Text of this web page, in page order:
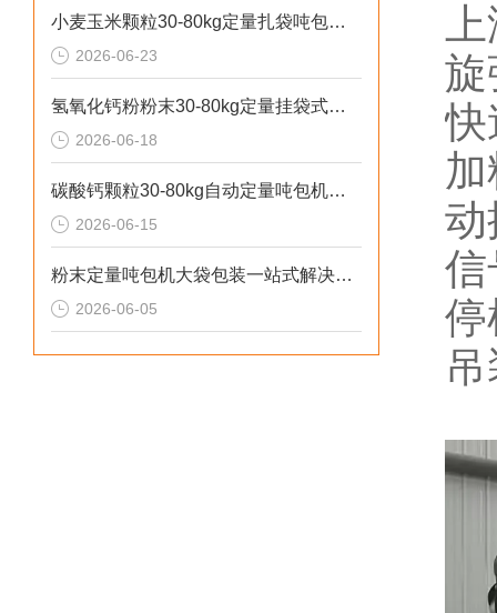
小麦玉米颗粒30-80kg定量扎袋吨包机操作简单
2026-06-23
氢氧化钙粉粉末30-80kg定量挂袋式称重吨包机生产厂家
2026-06-18
碳酸钙颗粒30-80kg自动定量吨包机厂家直供
2026-06-15
粉末定量吨包机大袋包装一站式解决方案
2026-06-05
旋
快
动
信
停